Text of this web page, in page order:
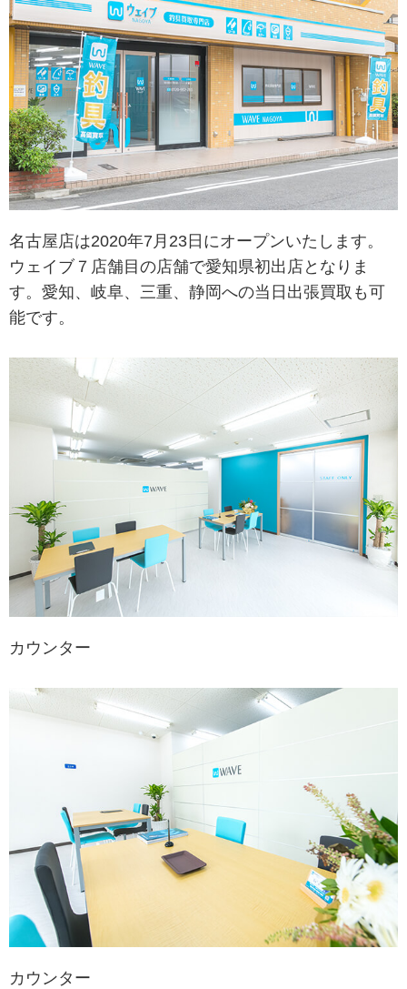
名古屋店は2020年7月23日にオープンいたします。
ウェイブ７店舗目の店舗で愛知県初出店となりま
す。愛知、岐阜、三重、静岡への当日出張買取も可
能です。
カウンター
カウンター